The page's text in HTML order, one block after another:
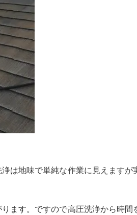
は地味で単純な作業に見えますが
ます。ですので高圧洗浄から時間